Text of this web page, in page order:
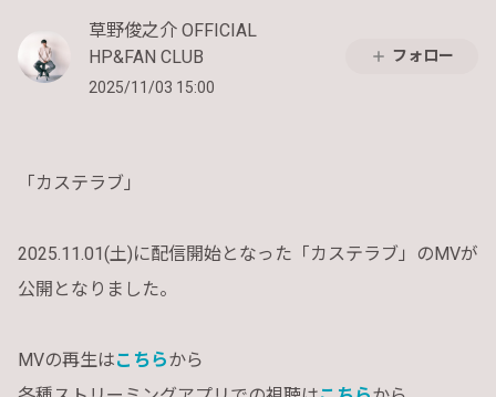
草野俊之介 OFFICIAL
HP&FAN CLUB
2025/11/03 15:00
フォロー
「カステラブ」
2025.11.01(土)に配信開始となった「カステラブ」のMVが
公開となりました。
MVの再生はこちらから